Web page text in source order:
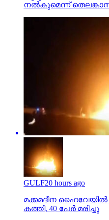
നല്‍കുമെന്ന്
GULF20 hours ago
മക്കമദീന ഹൈവേയില്‍
കത്തി, 40 പേര്‍ മരിച്ചു